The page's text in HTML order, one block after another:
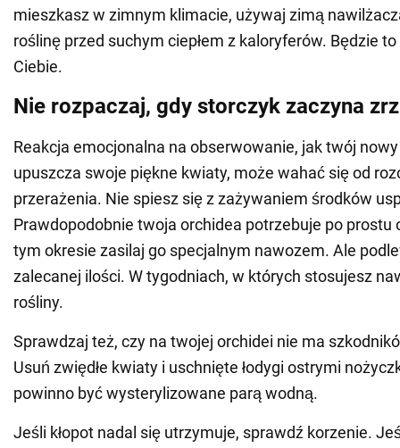
mieszkasz w zimnym klimacie, używaj zimą
roślinę przed suchym ciepłem z kaloryferów. Będzie
Ciebie.
Nie rozpaczaj, gdy storczyk zaczyna
Reakcja emocjonalna na obserwowanie, jak twój
upuszcza swoje piękne kwiaty, może wahać się od
przerażenia. Nie spiesz się z zażywaniem środków
Prawdopodobnie twoja orchidea potrzebuje po prostu
tym okresie zasilaj go specjalnym nawozem. Ale
zalecanej ilości. W tygodniach, w których stosujesz
rośliny.
Sprawdzaj też, czy na twojej orchidei nie ma
Usuń zwiędłe kwiaty i uschnięte łodygi ostrymi
powinno być wysterylizowane parą wodną.
Jeśli kłopot nadal się utrzymuje, sprawdź korzenie.